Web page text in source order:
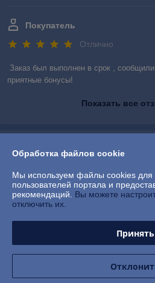
Покупатель
Отлично
Заказ был выполнен в срок ,
приятные бонусы!
Показать все
Контакты
Доставка и оплата
Полная версия сайта
Обработка файлов cookie
Мы используем файлы cookies для
пользователей портала и
рекомендаций. Вы можете
отключить их.
Принять